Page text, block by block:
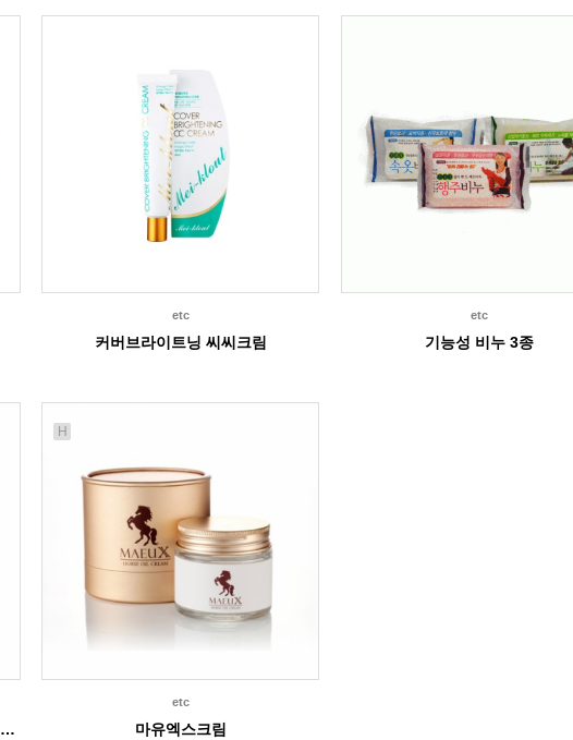
etc
커버브라이트닝 씨씨크림
etc
기능성 비누 3종
더브릴리언트 일루미네이션 화이트닝 세럼
H
etc
마유엑스크림